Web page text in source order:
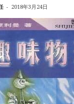
- 2018年3月24日